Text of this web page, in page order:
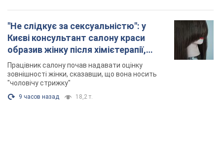
"Не слідкує за сексуальністю": у
Києві консультант салону краси
образив жінку після хімієтерапії,
розгорівся скандал. Фото
Працівник салону почав надавати оцінку
зовнішності жінки, сказавши, що вона носить
"чоловічу стрижку"
9 часов назад 18,2 т.